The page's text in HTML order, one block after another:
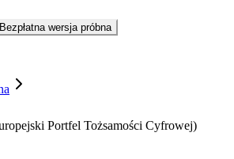
Bezpłatna wersja próbna
Portfel Tożsamości Cyfrowej)